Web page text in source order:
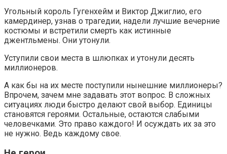
Угольный король Гугенхейм и Виктор Джиглио, его
камердинер, узнав о трагедии, надели лучшие вечерние
костюмы и встретили смерть как истинные
джентльмены. Они утонули.
Уступили свои места в шлюпках и утонули десять
миллионеров.
А как бы на их месте поступили нынешние миллионеры?
Впрочем, зачем мне задавать этот вопрос. В сложных
ситуациях люди быстро делают свой выбор. Единицы
становятся героями. Остальные, остаются слабыми
человечками. Это право каждого! И осуждать их за это
не нужно. Ведь каждому свое.